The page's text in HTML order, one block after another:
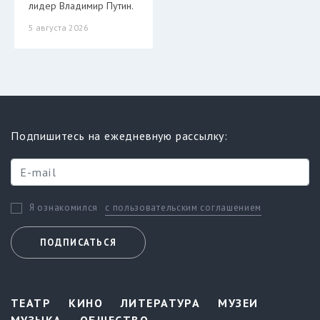
лидер Владимир Путин.
5 августа 2026
Подпишитесь на ежедневную рассылку:
Я ознакомился с пользовательским соглашением
ПОДПИСАТЬСЯ
ТЕАТР КИНО ЛИТЕРАТУРА
МУЗЕИ